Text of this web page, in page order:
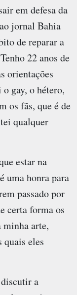
em defesa da
jornal Bahia
de reparar a
22 anos de
orientações
gay, o hétero,
os fãs, que é de
qualquer
estar na
uma honra para
passado por
certa forma os
arte,
eles
a